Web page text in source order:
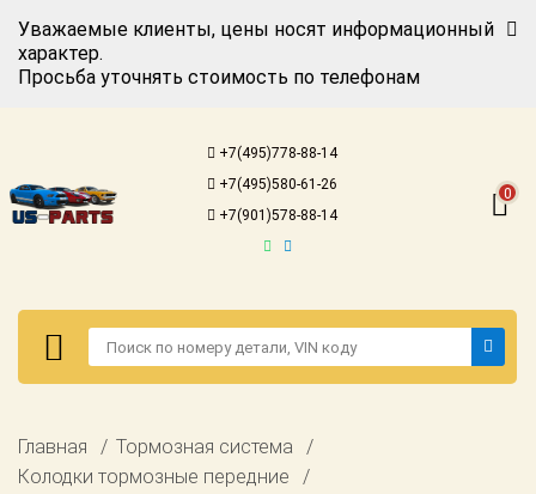
Уважаемые клиенты, цены носят информационный
характер.
Просьба уточнять стоимость по телефонам
+7(495)778-88-14
+7(495)580-61-26
+7(901)578-88-14
0
Авторизация
американских
автомобилей
запросу
техобслуживание
Регистрация
Главная
Тормозная система
Колодки тормозные передние